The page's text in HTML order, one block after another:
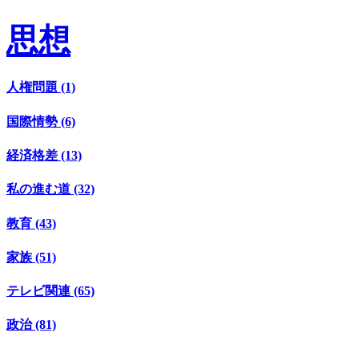
思想
人権問題 (1)
国際情勢 (6)
経済格差 (13)
私の進む道 (32)
教育 (43)
家族 (51)
テレビ関連 (65)
政治 (81)